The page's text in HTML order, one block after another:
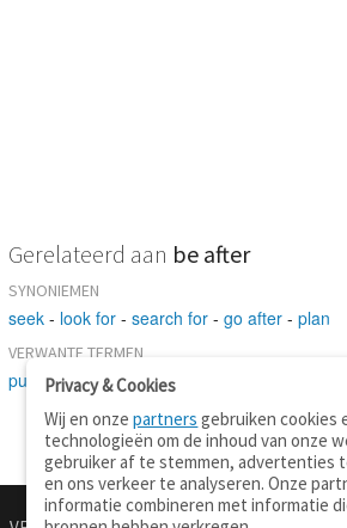
Gerelateerd aan be after
SYNONIEMEN
seek - look for - search for - go after - plan
VERWANTE TERMEN
purposePrivacy & Cookies
Wij en onzepartners gebruiken cookies
technologieën om de inhoud van onze
gebruiker af te stemmen, advertenties
en ons verkeer te analyseren. Onze
informatie combineren met informatie